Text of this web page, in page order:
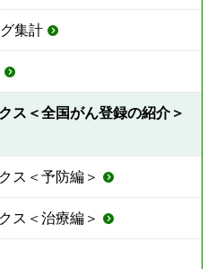
集計
ス＜全国がん登録の紹介＞
ス＜予防編＞
ス＜治療編＞